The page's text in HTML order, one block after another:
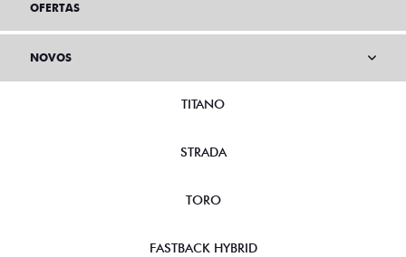
OFERTAS
NOVOS
TITANO
STRADA
TORO
FASTBACK HYBRID